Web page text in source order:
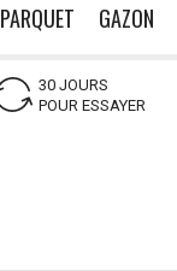
PARQUET GAZON
30 JOURS
POUR ESSAYER